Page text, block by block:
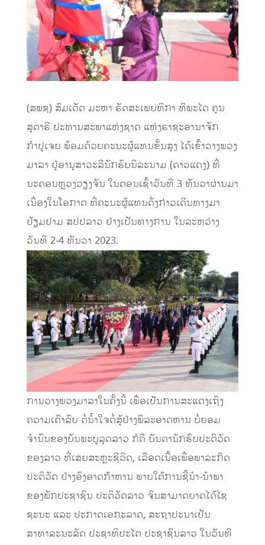
(ສພຊ) ສົມເດັດ ມະຫາ ຣັດສະເພຍທິກາ ທິພະໄດ ຄູນ
ສຸດາຣີ ປະທານສະພາແຫ່ງຊາດ ແຫ່ງຣາຊະອານາຈັກ
ກຳປູເຈຍ ພ້ອມດ້ວຍຄະນະຜູ້ແທນຂັ້ນສູງ ໄດ້ເຂົ້າວາງພວງ
ມາລາ ຢູ່ອານຸສາວະລີນັກຮົບນິລະນາມ (ດາວແດງ) ທີ່
ນະຄອນຫຼວງວຽງຈັນ ໃນຕອນເຊົ້າວັນທີ 3 ທັນວາຜ່ານມາ
ເນື່ອງໃນໂອກາດ ທີ່ຄະນະຜູ້ແທນດັ່ງກ່າວເດີນທາງມາ
ຢ້ຽມຢາມ ສປປລາວ ຢ່າງເປັນທາງການ ໃນລະຫວ່າງ
ວັນທີ 2-4 ທັນວາ 2023.
ການວາງພວງມາລາໃນຄັ້ງນີ້ ເພື່ອເປັນການສະແດງເຖິງ
ຄວາມເຄົາລົບ ຕໍ່ນໍ້າໃຈຕໍ່ສູ້ຢ່າງພິລະອາດຫານ ບໍ່ຍອມ
ຈຳນົນຂອງບັນພະບູລຸດລາວ ກໍຄື ບັນດານັກຮົບປະຕິວັດ
ຂອງລາວ ທີ່ເສຍສະຫຼະຊີວິດ, ເລືອດເນື້ອເພື່ອພາລະກິດ
ປະຕິວັດ ຢ່າງອົງອາດກ້າຫານ ພາຍໃຕ້ການຊີ້ນຳ-ນຳພາ
ຂອງພັກປະຊາຊົນ ປະຕິວັດລາວ ຈົນສາມາດຍາດໄດ້ໄຊ
ຊະນະ ແລະ ປະກາດເອກະລາດ, ສະຖາປະນາເປັນ
ສາທາລະນະລັດ ປະຊາທິປະໄຕ ປະຊາຊົນລາວ ໃນວັນທີ